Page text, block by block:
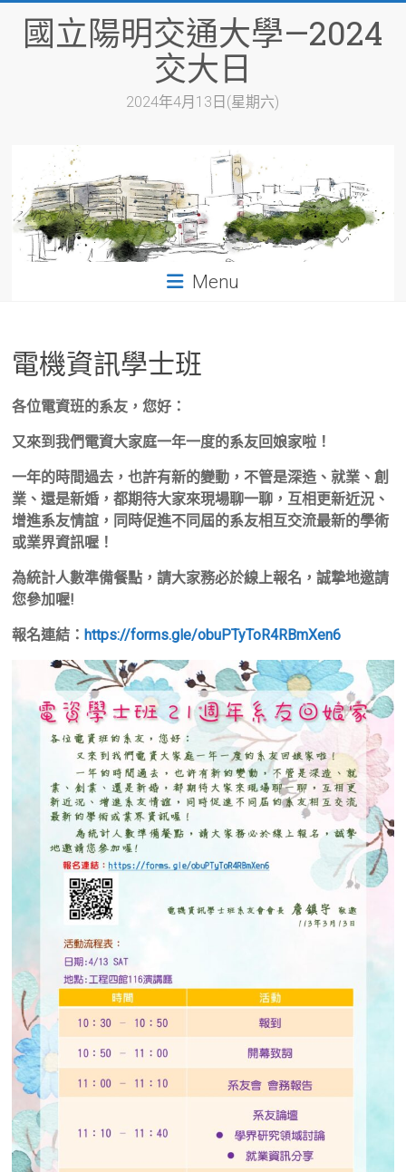
content國立陽明交通大學—2024
交大日
2024年4月13日(星期六)
Menu
電機資訊學士班
各位電資班的系友，您好：
又來到我們電資大家庭一年一度的系友回娘家啦！
一年的時間過去，也許有新的變動，不管是深造、就業、創
業、還是新婚，都期待大家來現場聊一聊，互相更新近況、
增進系友情誼，同時促進不同屆的系友相互交流最新的學術
或業界資訊喔！
為統計人數準備餐點，請大家務必於線上報名，誠摯地邀請
您參加喔!
報名連結：https://forms.gle/obuPTyToR4RBmXen6